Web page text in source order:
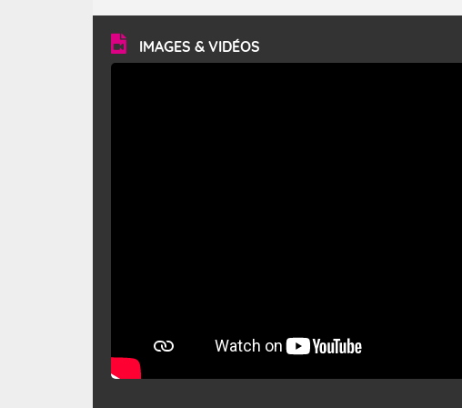
vitesse moyenne de 50 km/h et atteindre 80 à 100 km/h
en rafales, parfois davantage. Il parcourt la basse vallée
du Rhône et la Provence et envahit le littoral
méditerranéen à partir de la Camargue.
IMAGES & VIDÉOS